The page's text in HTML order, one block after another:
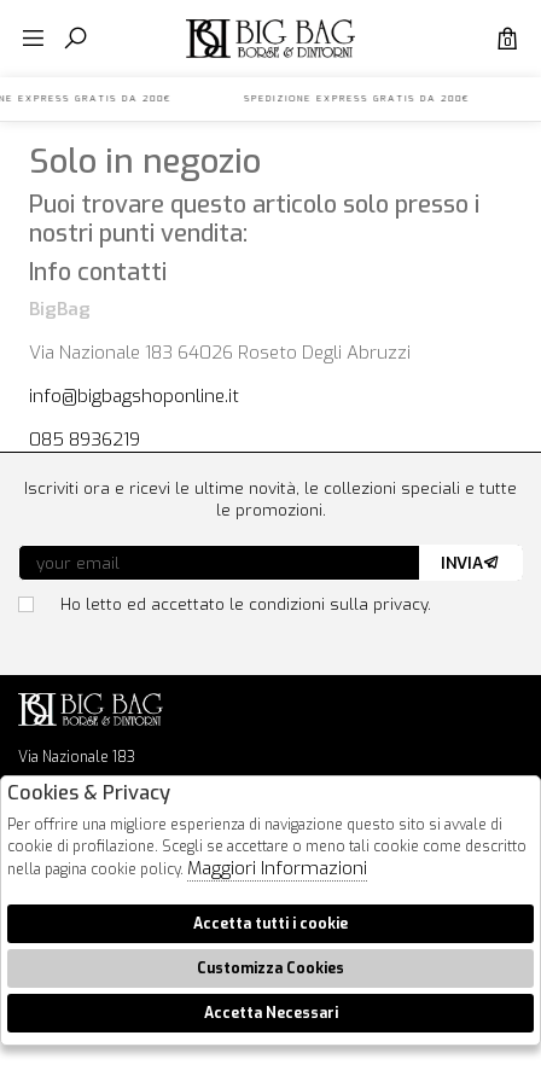
0
EXPRESS GRATIS DA 200€ SPEDIZIONE EXPRESS GRATIS DA
Solo in negozio
Puoi trovare questo articolo solo presso i
nostri punti vendita:
Info contatti
BigBag
Via Nazionale 183 64026 Roseto Degli Abruzzi
info@bigbagshoponline.it
085 8936219
Via Nazionale 183
64026 Roseto Degli Abruzzi
info@bigbagshoponline.it
follow us
Iscriviti ora e ricevi le ultime novità, le collezioni speciali e tutte
le promozioni.
Ho letto ed accettato le condizioni sulla privacy.
INVIA
2026 BigBag - P.iva : 00916940679 Powered by
🍪
Cookies & Privacy
Per offrire una migliore esperienza di navigazione questo sito si avvale di
cookie di profilazione. Scegli se accettare o meno tali cookie come descritto
nella pagina cookie policy. Maggiori Informazioni
Accetta tutti i cookie
Customizza Cookies
Accetta Necessari